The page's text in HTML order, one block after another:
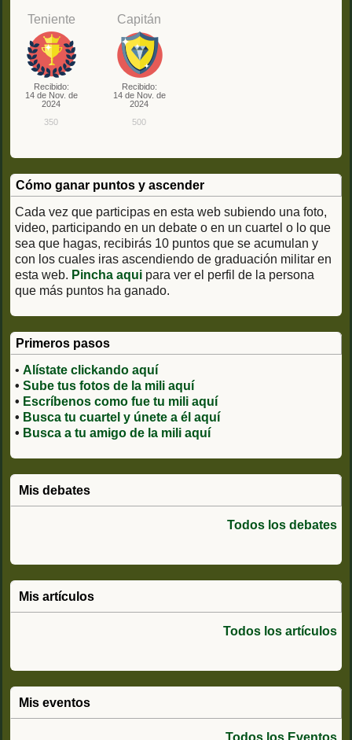
Teniente
Recibido:
14 de Nov. de
2024
350
Capitán
Recibido:
14 de Nov. de
2024
500
Cómo ganar puntos y ascender
Cada vez que participas en esta web subiendo una foto,
video, participando en un debate o en un cuartel o lo que
sea que hagas, recibirás 10 puntos que se acumulan y
con los cuales iras ascendiendo de graduación militar en
esta web. Pincha aqui para ver el perfil de la persona
que más puntos ha ganado.
Primeros pasos
• Alístate clickando aquí
• Sube tus fotos de la mili aquí
• Escríbenos como fue tu mili aquí
• Busca tu cuartel y únete a él aquí
• Busca a tu amigo de la mili aquí
Mis debates
Todos los debates
Mis artículos
Todos los artículos
Mis eventos
Todos los Eventos